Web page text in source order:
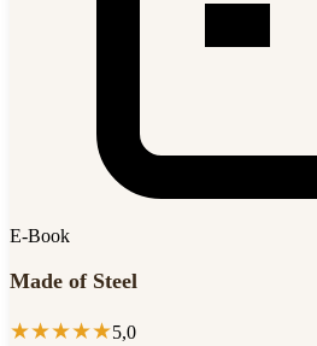
E-Book
Made of Steel
★★★★★5,0